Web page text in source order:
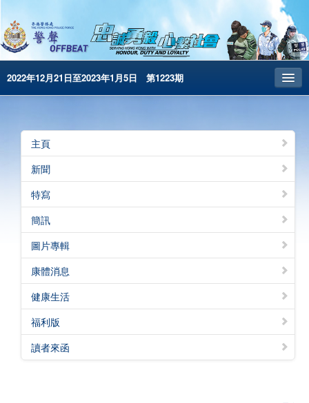
2022年12月21日至2023年1月5日 第1223期
昔日警聲
警務處主頁
简体版
English
電子書版
警聲特刊
主頁
新聞
特寫
簡訊
圖片專輯
康體消息
健康生活
福利版
讀者來函